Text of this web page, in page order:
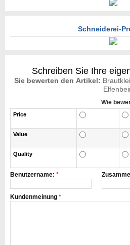
Schneiderei-
Schreiben Sie Ihre
Sie bewerten den Artikel:
Wie
Price
Value
Quality
*
Benutzername:
*
Kundenmeinung